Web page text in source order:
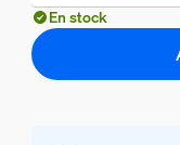
En stock